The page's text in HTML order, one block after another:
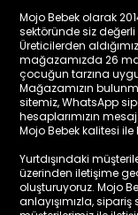
Mojo Bebek olarak
sektöründe siz
Üreticilerden
mağazamızda 26
çocuğun tarzına
Mağazamızın
sitemiz, WhatsApp
hesaplarımızın
Mojo Bebek kalitesi
Yurtdışındaki
üzerinden iletişime
oluşturuyoruz. Mojo
anlayışımızla,